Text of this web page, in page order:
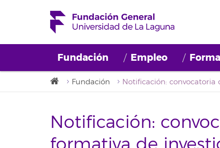
Fundación Empleo
Fundación
Notificación: